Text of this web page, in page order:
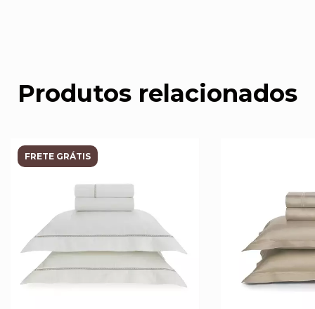
Produtos relacionados
FRETE GRÁTIS